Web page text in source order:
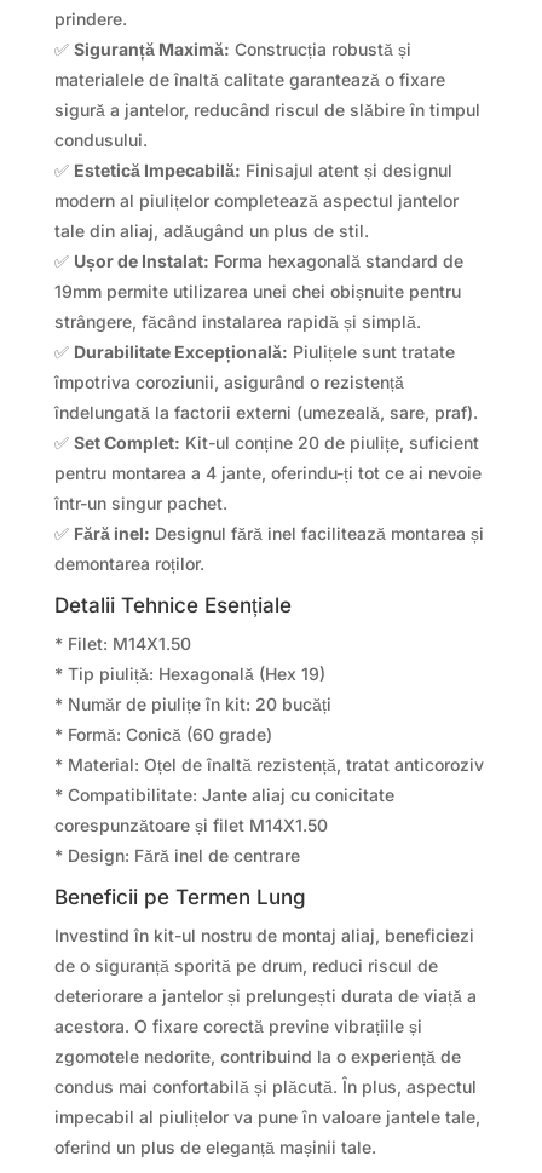
prindere.
✅ Siguranță Maximă: Construcția robustă și
materialele de înaltă calitate garantează o fixare
sigură a jantelor, reducând riscul de slăbire în timpul
condusului.
✅ Estetică Impecabilă: Finisajul atent și designul
modern al piulițelor completează aspectul jantelor
tale din aliaj, adăugând un plus de stil.
✅ Ușor de Instalat: Forma hexagonală standard de
19mm permite utilizarea unei chei obișnuite pentru
strângere, făcând instalarea rapidă și simplă.
✅ Durabilitate Excepțională: Piulițele sunt tratate
împotriva coroziunii, asigurând o rezistență
îndelungată la factorii externi (umezeală, sare, praf).
✅ Set Complet: Kit-ul conține 20 de piulițe, suficient
pentru montarea a 4 jante, oferindu-ți tot ce ai nevoie
într-un singur pachet.
✅ Fără inel: Designul fără inel facilitează montarea și
demontarea roților.
Detalii Tehnice Esențiale
* Filet: M14X1.50
* Tip piuliță: Hexagonală (Hex 19)
* Număr de piulițe în kit: 20 bucăți
* Formă: Conică (60 grade)
* Material: Oțel de înaltă rezistență, tratat anticoroziv
* Compatibilitate: Jante aliaj cu conicitate
corespunzătoare și filet M14X1.50
* Design: Fără inel de centrare
Beneficii pe Termen Lung
Investind în kit-ul nostru de montaj aliaj, beneficiezi
de o siguranță sporită pe drum, reduci riscul de
deteriorare a jantelor și prelungești durata de viață a
acestora. O fixare corectă previne vibrațiile și
zgomotele nedorite, contribuind la o experiență de
condus mai confortabilă și plăcută. În plus, aspectul
impecabil al piulițelor va pune în valoare jantele tale,
oferind un plus de eleganță mașinii tale.